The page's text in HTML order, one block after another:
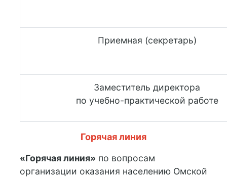
Приемная (секретарь)
Заместитель директора
по учебно-практической работе
Горячая линия
«Горячая линия» по вопросам
организации оказания населению Омской